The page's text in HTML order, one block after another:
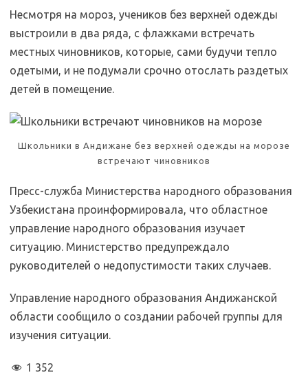
Несмотря на мороз, учеников без верхней одежды
выстроили в два ряда, с флажками встречать
местных чиновников, которые, сами будучи тепло
одетыми, и не подумали срочно отослать раздетых
детей в помещение.
Школьники в Андижане без верхней одежды на морозе
встречают чиновников
Пресс-служба Министерства народного образования
Узбекистана проинформировала, что областное
управление народного образования изучает
ситуацию. Министерство предупреждало
руководителей о недопустимости таких случаев.
Управление народного образования Андижанской
области сообщило о создании рабочей группы для
изучения ситуации.
1 352